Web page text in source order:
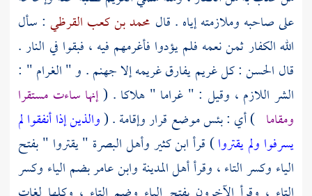
على صاحبه وملازمته إياه . قال محمد بن كعب القرظي : سأل
الله الكفار ثمن نعمه فلم يؤدوا فأغرمهم فيه ، فبقوا في النار .
قال الحسن: كل غريم يفارق غريمه إلا جهنم . و " الغرام " :
الشر اللازم ، وقيل : " غراما " هلاكا . (إنها ساءت مستقرا
ومقاما ) أي : بئس موضع قرار وإقامة . (والذين إذا أنفقوا لم
يسرفوا ولم يقتروا) قرأابن كثيروأهل البصرة " يقتروا " بفتح
الياء وكسر التاء ، وقرأأهل المدينة وابن عامربضم الياء وكسر